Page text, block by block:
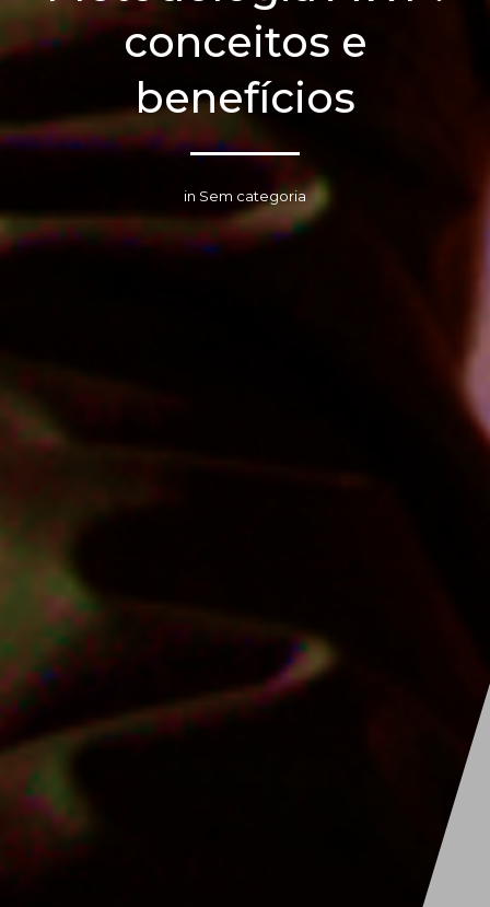
conceitos e
benefícios
in Sem categoria